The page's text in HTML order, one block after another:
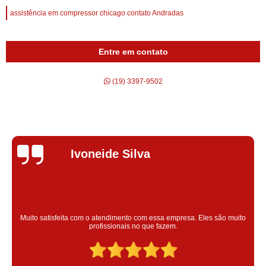
assistência em compressor chicago contato Andradas
Entre em contato
(19) 3397-9502
Silvana Alves
Super satisfeita com o serviço prestado, atendimento muito bom!
colaoradores educado e transparente, destaque para o colaborador
Claudinei excelente profissional!